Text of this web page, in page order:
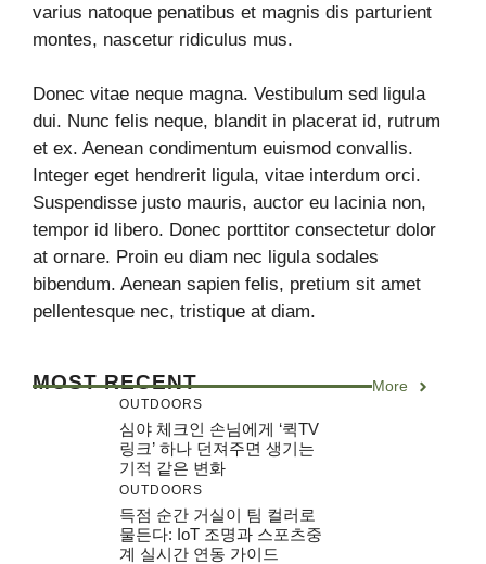
varius natoque penatibus et magnis dis parturient
montes, nascetur ridiculus mus.
Donec vitae neque magna. Vestibulum sed ligula
dui. Nunc felis neque, blandit in placerat id, rutrum
et ex. Aenean condimentum euismod convallis.
Integer eget hendrerit ligula, vitae interdum orci.
Suspendisse justo mauris, auctor eu lacinia non,
tempor id libero. Donec porttitor consectetur dolor
at ornare. Proin eu diam nec ligula sodales
bibendum. Aenean sapien felis, pretium sit amet
pellentesque nec, tristique at diam.
MOST RECENT More
OUTDOORS
심야 체크인 손님에게 ‘퀵TV
링크’ 하나 던져주면 생기는
기적 같은 변화
OUTDOORS
득점 순간 거실이 팀 컬러로
물든다: IoT 조명과 스포츠중
계 실시간 연동 가이드